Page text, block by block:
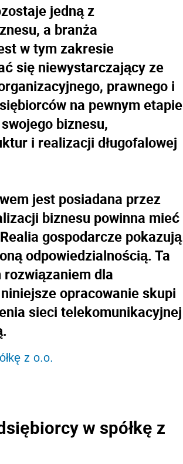
jedną z
a branża
w tym zakresie
się niewystarczający ze
prawnego i
na pewnym etapie
biznesu,
i realizacji długofalowej
jest posiadana przez
biznesu powinna mieć
gospodarcze pokazują
odpowiedzialnością. Ta
dla
opracowanie skupi
sieci telekomunikacyjnej
z o.o.
w spółkę z